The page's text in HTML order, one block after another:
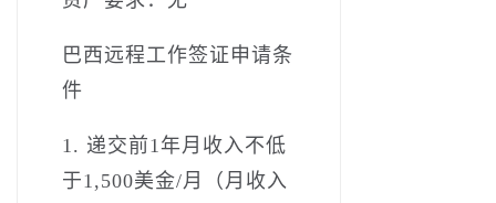
巴西远程工作签证申请条
件
1.­ 递交前1年月收入不低
于1,500美金/月（月收入